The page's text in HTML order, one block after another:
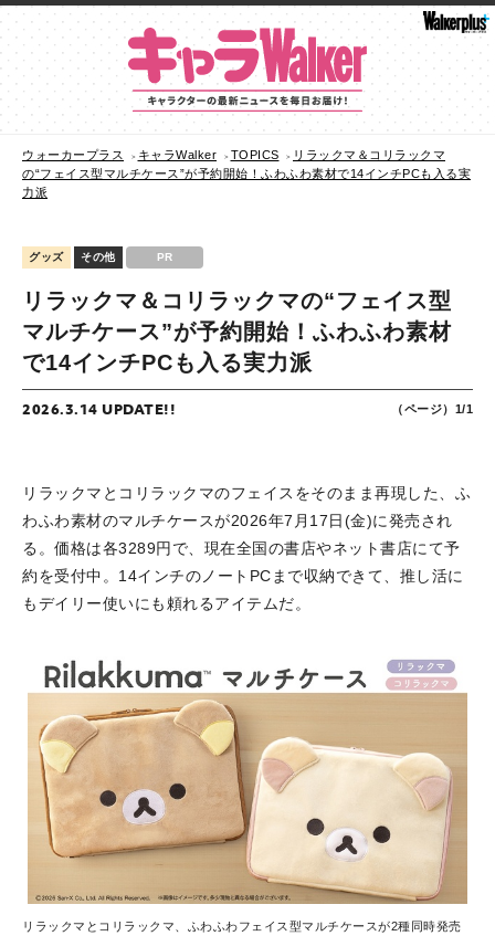
ウォーカープラス キャラWalker TOPICS
リラックマ＆コリラックマ
の“フェイス型マルチケース”が予約開始！ふわふわ素材で14インチPCも入る実
力派
グッズ その他 PR
リラックマ＆コリラックマの“フェイス型
マルチケース”が予約開始！ふわふわ素材
で14インチPCも入る実力派
2026.3.14 UPDATE!! （ページ）1/1
リラックマとコリラックマのフェイスをそのまま再現した、ふ
わふわ素材のマルチケースが2026年7月17日(金)に発売され
る。価格は各3289円で、現在全国の書店やネット書店にて予
約を受付中。14インチのノートPCまで収納できて、推し活に
もデイリー使いにも頼れるアイテムだ。
リラックマとコリラックマ、ふわふわフェイス型マルチケースが2種同時発売